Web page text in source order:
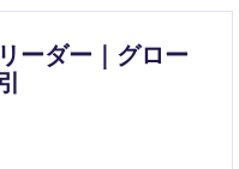
ーダー｜グロー